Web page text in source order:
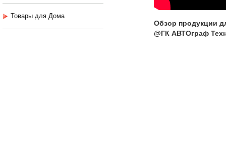
Товары для Дома
Обзор продукции
@ГК АВТОграф